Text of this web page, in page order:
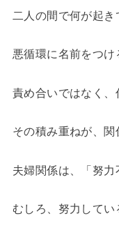
二人の間で何が起き
悪循環に名前をつけ
責め合いではなく、
その積み重ねが、関
夫婦関係は、「努力
むしろ、努力してい